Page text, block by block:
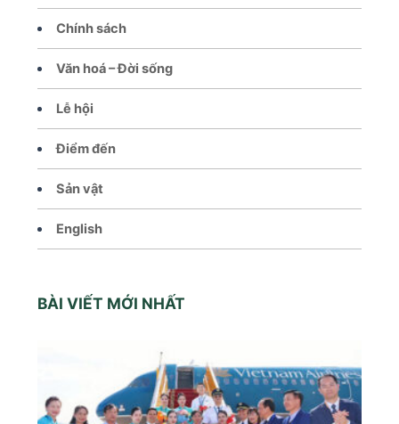
Chính sách
Văn hoá – Đời sống
Lễ hội
Điểm đến
Sản vật
English
BÀI VIẾT MỚI NHẤT